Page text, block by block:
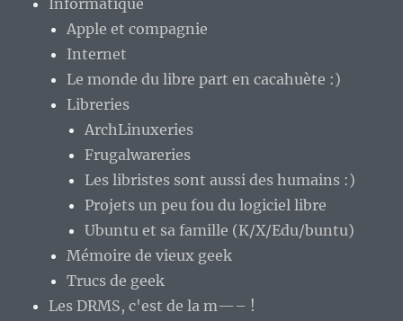
Informatique
Apple et compagnie
Internet
Le monde du libre part en cacahuète :)
Libreries
ArchLinuxeries
Frugalwareries
Les libristes sont aussi des humains :)
Projets un peu fou du logiciel libre
Ubuntu et sa famille (K/X/Edu/buntu)
Mémoire de vieux geek
Trucs de geek
Les DRMS, c'est de la m—– !